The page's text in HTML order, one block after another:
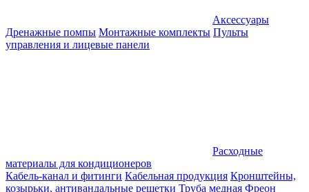
Аксессуары
Дренажные помпы Монтажные комплекты Пульты
управления и лицевые панели
Расходные
материалы для кондиционеров
Кабель-канал и фитинги Кабельная продукция Кронштейны,
козырьки, антивандальные решетки Труба медная Фреон